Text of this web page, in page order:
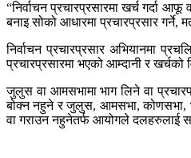
“निर्वाचन प्रचारप्रसारमा खर्च गर्दा आफू
बनाइ सोको आधारमा प्रचारप्रसार गर्ने,
निर्वाचन प्रचारप्रसार अभियानमा
प्रचारप्रसारमा भएको आम्दानी र खर्चको
जुलुस वा आमसभामा भाग लिने वा
बोक्न नहुने र जुलुस, आमसभा, कोणसभा,
वा गराउन नहुनेतर्फ आयोगले दलहरुलाई